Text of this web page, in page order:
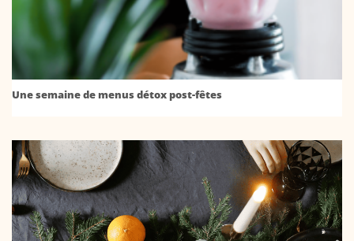
Une semaine de menus détox post-fêtes